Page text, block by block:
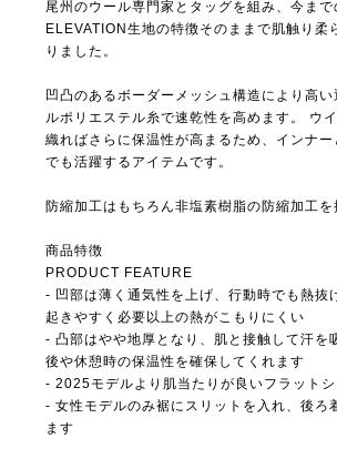
尾州のウール専門家とタッグを組み、今ま
ELEVATION生地の特徴そのままで肌触り柔
りました。
凹凸のあるボーダーメッシュ構造により高い
ルポリエステル糸で速乾性を高めます。 ウ
織ればさらに保温性が高まるため、インナ
でも活躍するアイテムです。
防縮加工はもちろん非塩素樹脂の防縮加工を
商品特徴
PRODUCT FEATURE
- 凹部は薄く通気性を上げ、行動時でも熱抜
起きやすく必要以上の熱がこもりにくい
- 凸部はやや地厚となり、肌と接触して汗を
後や休憩時の保温性を確保してくれます
- 2025モデルより肌当たりが良いフラットシ
- 女性モデルのみ裾にスリットを入れ、後ろ
ます